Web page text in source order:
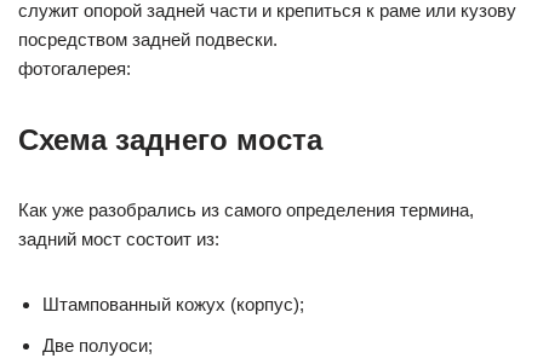
служит опорой задней части и крепиться к раме или кузову
посредством задней подвески.
фотогалерея:
Схема заднего моста
Как уже разобрались из самого определения термина,
задний мост состоит из:
Штампованный кожух (корпус);
Две полуоси;